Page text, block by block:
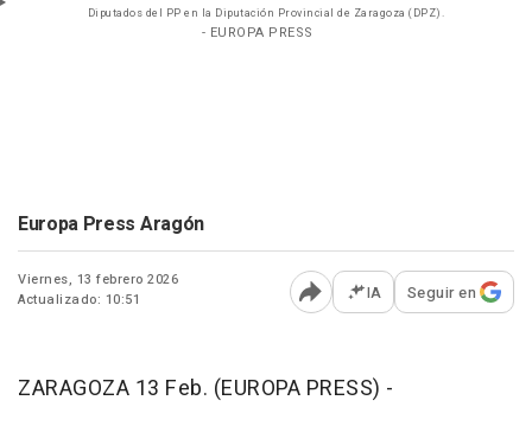
Diputados del PP en la Diputación Provincial de Zaragoza (DPZ).
- EUROPA PRESS
Europa Press Aragón
Viernes, 13 febrero 2026
Actualizado: 10:51
Abrir opciones para
IA Seguir en
ZARAGOZA 13 Feb. (EUROPA PRESS) -